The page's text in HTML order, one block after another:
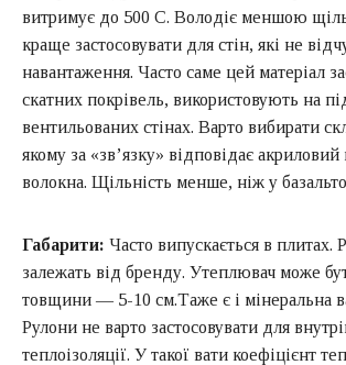
витримує до 500 C. Володіє меншою
краще застосовувати для стін, які не
навантаження. Часто саме цей матеріал
скатних покрівель, використовують на
вентильованих стінах. Варто вибирати
якому за «зв’язку» відповідає
волокна. Щільність менше, ніж у
Габарити: Часто випускається в плитах.
залежать від бренду. Утеплювач може
товщини — 5-10 см.Таже є і мінеральна
Рулони не варто застосовувати для
теплоізоляції. У такої вати коефіцієнт